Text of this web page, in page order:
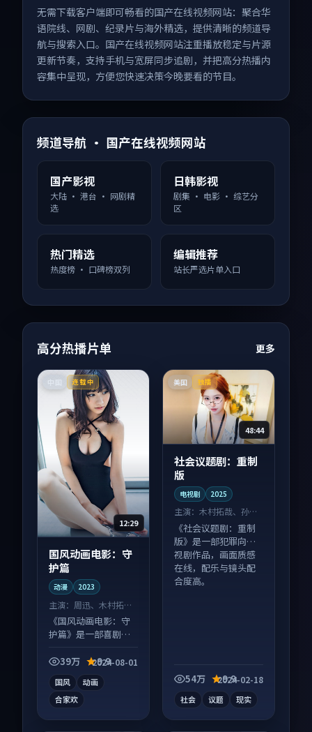
无需下载客户端即可畅看的国产在线视频网站：聚合华
语院线、网剧、纪录片与海外精选，提供清晰的频道导
航与搜索入口。国产在线视频网站注重播放稳定与片源
更新节奏，支持手机与宽屏同步追剧，并把高分热播内
容集中呈现，方便您快速决策今晚要看的节目。
频道导航 · 国产在线视频网站
国产影视
大陆 · 港台 · 网剧精
选
日韩影视
剧集 · 电影 · 综艺分
区
热门精选
热度榜 · 口碑榜双列
编辑推荐
站长严选片单入口
高分热播片单 更多
中国 连载中
12:29
国风动画电影：守
护篇
动漫 2023
主演： 周迅、木村拓哉
等
《国风动画电影：守
护篇》是一部喜剧向
信息量大，适合沉浸
39万 9.9
2024-08-01
国风
动画
合家欢
美国 独播
48:44
社会议题剧：重制
版
电视剧 2025
主演：木村拓哉、孙艺
珍 等
《社会议题剧：重制
版》是一部犯罪向电
视剧作品，画面质感
在线，配乐与镜头配
合度高。
54万 9.9
2024-02-18
社会 议题 现实